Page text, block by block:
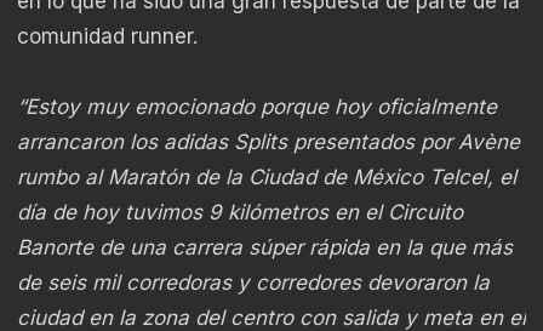
comunidad runner.
“Estoy muy emocionado porque hoy oficialmente
arrancaron los adidas Splits presentados por Avène
rumbo al Maratón de la Ciudad de México Telcel, el
día de hoy tuvimos 9 kilómetros en el Circuito
Banorte de una carrera súper rápida en la que más
de seis mil corredoras y corredores devoraron la
ciudad en la zona del centro con salida y meta en el